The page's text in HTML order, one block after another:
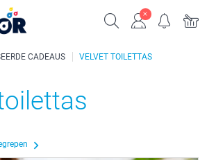
CADEAUS VELVET TOILETTAS